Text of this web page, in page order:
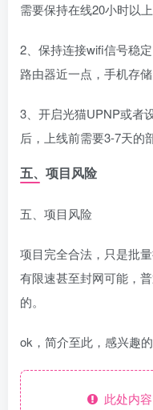
需要保持在线20小时以
2、保持连接wifi信号稳
路由器近一点，手机存
3、开启光猫UPNP或者
后，上线前需要3-7天的
五、项目风险
五、项目风险
项目完全合法，只是批
有限速甚至封网可能，
的。
ok，简介至此，感兴趣
此处内容